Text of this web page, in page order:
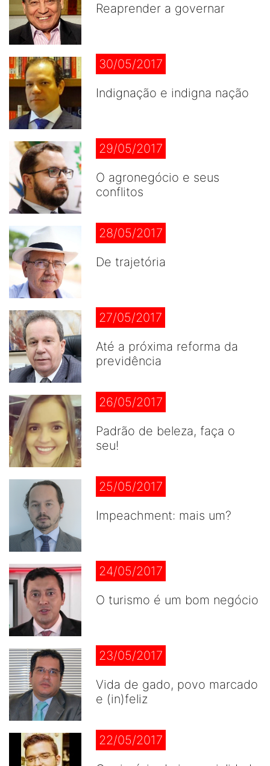
Reaprender a governar
30/05/2017
Indignação e indigna nação
29/05/2017
O agronegócio e seus
conflitos
28/05/2017
De trajetória
27/05/2017
Até a próxima reforma da
previdência
26/05/2017
Padrão de beleza, faça o
seu!
25/05/2017
Impeachment: mais um?
24/05/2017
O turismo é um bom negócio
23/05/2017
Vida de gado, povo marcado
e (in)feliz
22/05/2017